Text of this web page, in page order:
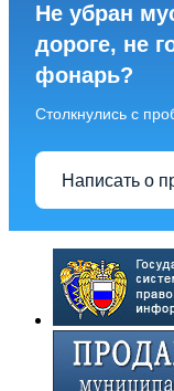
Не убран
дороге, не
фонарь?
Столкнулись с
Написать о